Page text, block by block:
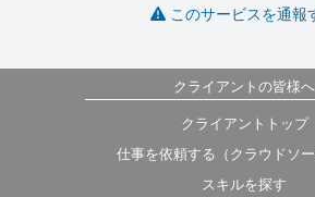
このサービスを通報
クライアントの皆様へ
クライアントトップ
仕事を依頼する（クラウドソー
スキルを探す